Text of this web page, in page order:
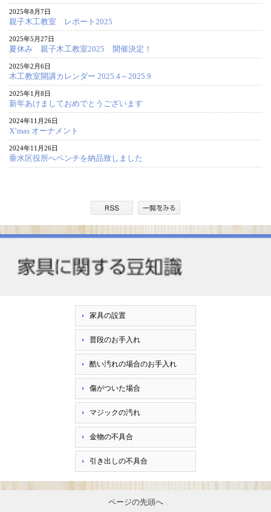
2025年8月7日
親子木工教室 レポート2025
2025年5月27日
夏休み 親子木工教室2025 開催決定！
2025年2月6日
木工教室開講カレンダー 2025.4～2025.9
2025年1月8日
新年あけましておめでとうございます
2024年11月26日
X’mas オーナメント
2024年11月26日
垂水区役所へベンチを納品致しました
家具の設置
普段のお手入れ
酷い汚れの場合のお手入れ
傷がついた場合
マジックの汚れ
金物の不具合
引き出しの不具合
ページの先頭へ